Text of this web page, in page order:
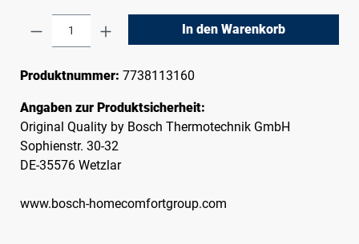
Produkt Anzahl: Gib den gewünschten
In den Warenkorb
Produktnummer: 7738113160
Angaben zur Produktsicherheit:
Original Quality by Bosch Thermotechnik GmbH
Sophienstr. 30-32
DE-35576 Wetzlar
www.bosch-homecomfortgroup.com